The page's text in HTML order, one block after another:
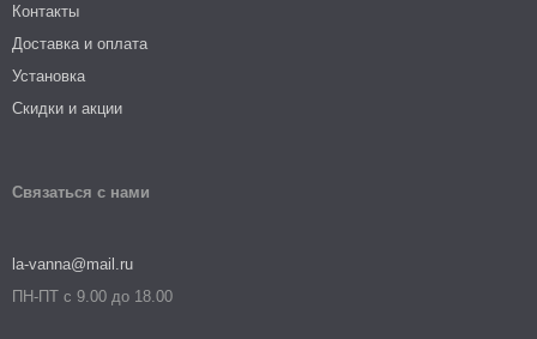
Контакты
Доставка и оплата
Установка
Скидки и акции
Связаться с нами
la-vanna@mail.ru
ПН-ПТ с 9.00 до 18.00